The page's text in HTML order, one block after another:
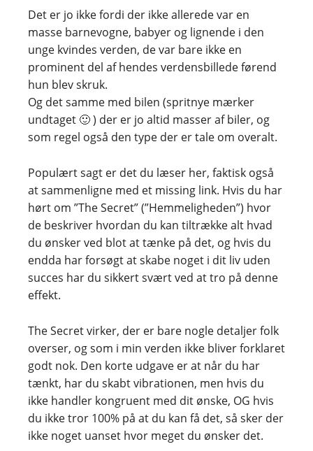
Det er jo ikke fordi der ikke allerede var en
masse barnevogne, babyer og lignende i den
unge kvindes verden, de var bare ikke en
prominent del af hendes verdensbillede førend
hun blev skruk.
Og det samme med bilen (spritnye mærker
undtaget 🙂 ) der er jo altid masser af biler, og
som regel også den type der er tale om overalt.
Populært sagt er det du læser her, faktisk også
at sammenligne med et missing link. Hvis du har
hørt om ”The Secret” (”Hemmeligheden”) hvor
de beskriver hvordan du kan tiltrække alt hvad
du ønsker ved blot at tænke på det, og hvis du
endda har forsøgt at skabe noget i dit liv uden
succes har du sikkert svært ved at tro på denne
effekt.
The Secret virker, der er bare nogle detaljer folk
overser, og som i min verden ikke bliver forklaret
godt nok. Den korte udgave er at når du har
tænkt, har du skabt vibrationen, men hvis du
ikke handler kongruent med dit ønske, OG hvis
du ikke tror 100% på at du kan få det, så sker der
ikke noget uanset hvor meget du ønsker det.